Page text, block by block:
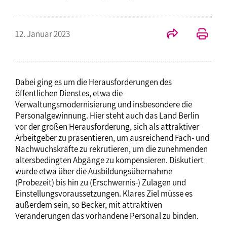
12. Januar 2023
Dabei ging es um die Herausforderungen des
öffentlichen Dienstes, etwa die
Verwaltungsmodernisierung und insbesondere die
Personalgewinnung. Hier steht auch das Land Berlin
vor der großen Herausforderung, sich als attraktiver
Arbeitgeber zu präsentieren, um ausreichend Fach- und
Nachwuchskräfte zu rekrutieren, um die zunehmenden
altersbedingten Abgänge zu kompensieren. Diskutiert
wurde etwa über die Ausbildungsübernahme
(Probezeit) bis hin zu (Erschwernis-) Zulagen und
Einstellungsvoraussetzungen. Klares Ziel müsse es
außerdem sein, so Becker, mit attraktiven
Veränderungen das vorhandene Personal zu binden.